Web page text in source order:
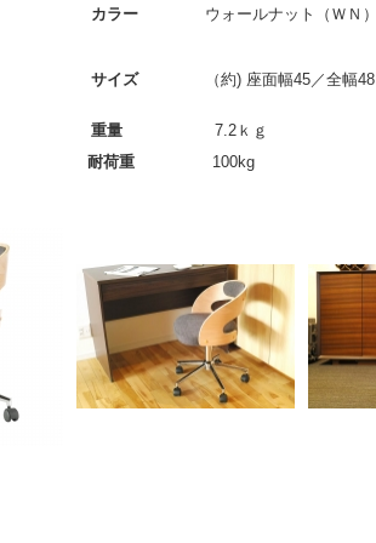
カラー
ウォールナット（ＷＮ
サイズ （約) 座面幅45／全
重量
7.2ｋｇ
耐荷重 100kg